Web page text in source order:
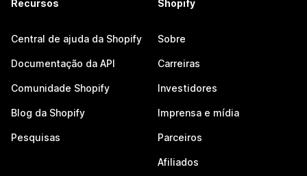
Recursos
Central de ajuda da Shopify
Documentação da API
Comunidade Shopify
Blog da Shopify
Pesquisas
Shopify
Sobre
Carreiras
Investidores
Imprensa e mídia
Parceiros
Afiliados